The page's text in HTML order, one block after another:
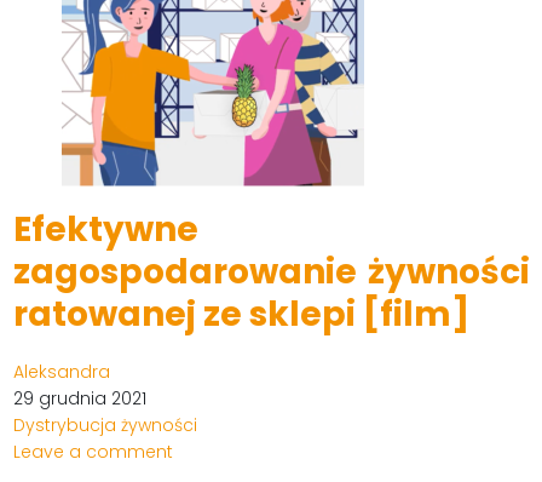
Efektywne
zagospodarowanie żywności
ratowanej ze sklepi [film]
Aleksandra
29 grudnia 2021
Dystrybucja żywności
Leave a comment